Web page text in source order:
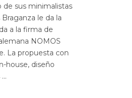
de sus minimalistas
le da la
a la firma de
NOMOS
La propuesta con
house, diseño